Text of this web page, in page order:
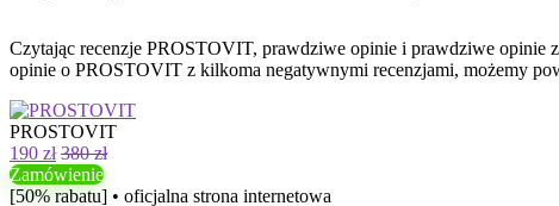
Czytając recenzje PROSTOVIT, prawdziwe opinie i prawdziwe opinie
opinie o PROSTOVIT z kilkoma negatywnymi recenzjami, możemy
PROSTOVIT
190 zł 380 zł
Zamówienie
[50% rabatu] • oficjalna strona internetowa